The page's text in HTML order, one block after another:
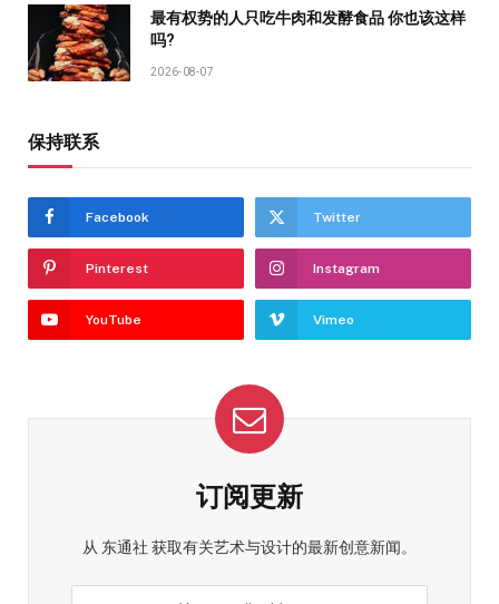
最有权势的人只吃牛肉和发酵食品 你也该这样
吗?
2026-08-07
保持联系
Facebook Twitter
Pinterest Instagram
YouTube Vimeo
订阅更新
从 东通社 获取有关艺术与设计的最新创意新闻。